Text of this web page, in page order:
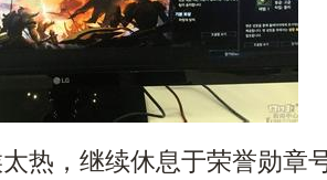
热，继续休息于荣誉勋章